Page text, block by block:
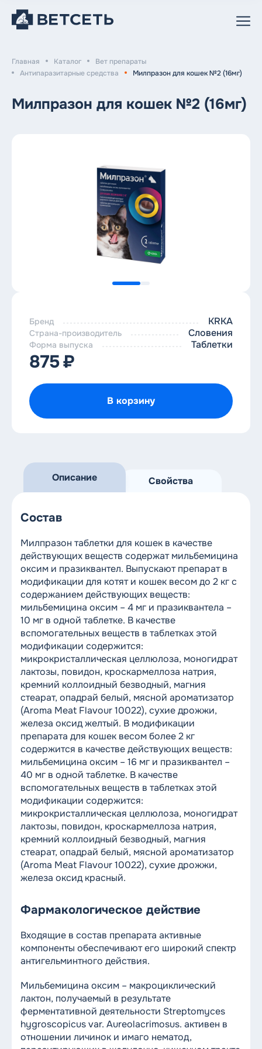
Каталог
Доставка и оплата
Контакты
(812) 612-11-10
Круглосуточный номер
Главная Каталог
Вет препараты
Антипаразитарные средства
Милпразон для кошек №2 (16мг)
Милпразон для кошек №2 (16мг)
Бренд KRKA
Страна-производитель Словения
Форма выпуска Таблетки
875₽
В корзину
Описание Свойства
Состав
Милпразон таблетки для кошек в качестве
действующих веществ содержат мильбемицина
оксим и празиквантел. Выпускают препарат в
модификации для котят и кошек весом до 2 кг с
содержанием действующих веществ:
мильбемицина оксим – 4 мг и празиквантела –
10 мг в одной таблетке. В качестве
вспомогательных веществ в таблетках этой
модификации содержится:
микрокристаллическая целлюлоза, моногидрат
лактозы, повидон, кроскармеллоза натрия,
кремний коллоидный безводный, магния
стеарат, опадрай белый, мясной ароматизатор
(Aroma Meat Flavour 10022), сухие дрожжи,
железа оксид желтый. В модификации
препарата для кошек весом более 2 кг
содержится в качестве действующих веществ:
мильбемицина оксим – 16 мг и празиквантел –
40 мг в одной таблетке. В качестве
вспомогательных веществ в таблетках этой
модификации содержится:
микрокристаллическая целлюлоза, моногидрат
лактозы, повидон, кроскармеллоза натрия,
кремний коллоидный безводный, магния
стеарат, опадрай белый, мясной ароматизатор
(Aroma Meat Flavour 10022), сухие дрожжи,
железа оксид красный.
Фармакологическое действие
Входящие в состав препарата активные
компоненты обеспечивают его широкий спектр
антигельминтного действия.
Мильбемицина оксим – макроциклический
лактон, получаемый в результате
ферментативной деятельности Streptomyces
hygroscopicus var. Aureolacrimosus. активен в
отношении личинок и имаго нематод,